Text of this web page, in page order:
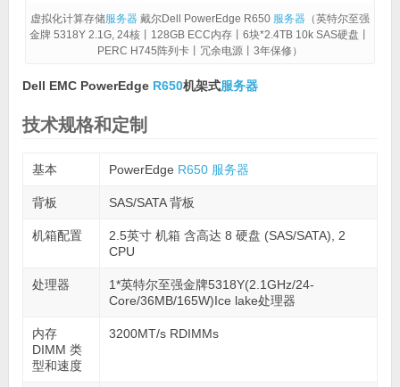
虚拟化计算存储服务器戴尔Dell PowerEdge R650 服务器（英特尔至强
金牌 5318Y 2.1G, 24核丨128GB ECC内存丨6块*2.4TB 10k SAS硬盘丨
PERC H745阵列卡丨冗余电源丨3年保修）
Dell EMC PowerEdge R650机架式服务器
技术规格和定制
基本 PowerEdge R650 服务器
背板 SAS/SATA 背板
机箱配置
2.5英寸 机箱 含高达 8 硬盘 (SAS/SATA), 2
CPU
处理器
1*英特尔至强金牌5318Y(2.1GHz/24-
Core/36MB/165W)Ice lake处理器
内存
DIMM 类
型和速度
3200MT/s RDIMMs